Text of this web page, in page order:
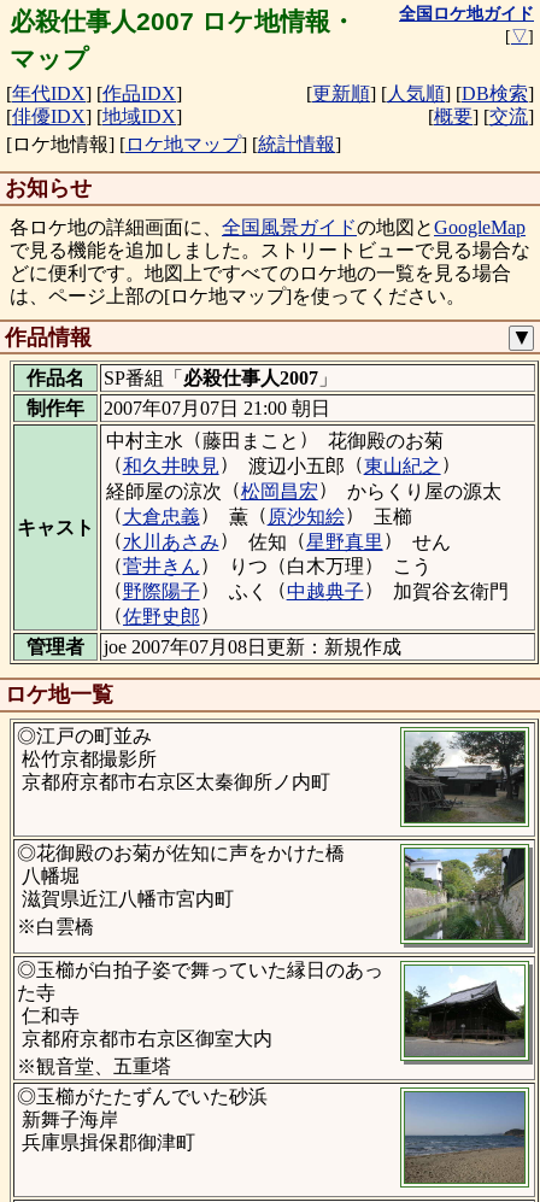
必殺仕事人2007 ロケ地情報・
マップ
全国ロケ地ガイド
[▽]
[年代IDX] [作品IDX]
[俳優IDX] [地域IDX]
[更新順] [人気順] [DB検索]
[概要] [交流]
[ロケ地情報] [ロケ地マップ] [統計情報]
お知らせ
各ロケ地の詳細画面に、 全国風景ガイドの地図とGoogleMap
で見る機能を追加しました。ストリートビューで見る場合な
どに便利です。地図上ですべてのロケ地の一覧を見る場合
は、ページ上部の[ロケ地マップ]を使ってください。
作品情報 ▼
作品名 SP番組「 必殺仕事人2007」
制作年
2007年07月07日 21:00 朝日
キャスト
中村主水 （藤田まこと ）
花御殿のお菊
（和久井映見） 渡辺小五郎 （東山紀之 ）
経師屋の涼次 （松岡昌宏）
からくり屋の源太
（大倉忠義） 薫（ 原沙知絵）
玉櫛
（水川あさみ） 佐知 （星野真里 ）
せん
（菅井きん） りつ （白木万理）
こう
（野際陽子） ふく （中越典子）
加賀谷玄衛門
（佐野史郎）
管理者
joe 2007年07月08日更新：新規作成
ロケ地一覧
◎江戸の町並み
松竹京都撮影所
京都府京都市右京区太秦御所ノ内町
◎花御殿のお菊が佐知に声をかけた橋
八幡堀
滋賀県近江八幡市宮内町
※白雲橋
◎玉櫛が白拍子姿で舞っていた縁日のあっ
た寺
仁和寺
京都府京都市右京区御室大内
※観音堂、五重塔
◎玉櫛がたたずんでいた砂浜
新舞子海岸
兵庫県揖保郡御津町